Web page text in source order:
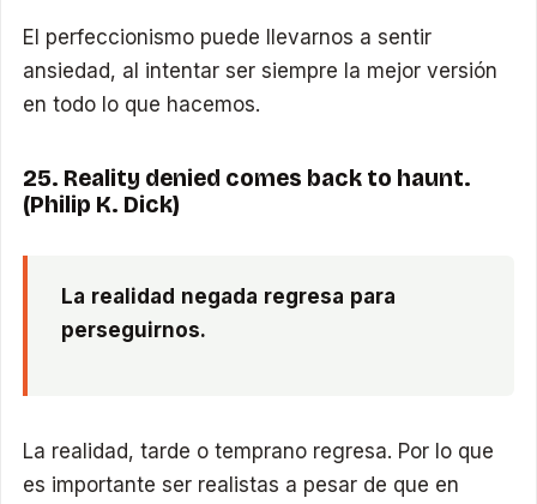
El perfeccionismo puede llevarnos a sentir
ansiedad, al intentar ser siempre la mejor versión
en todo lo que hacemos.
25. Reality denied comes back to haunt.
(Philip K. Dick)
La realidad negada regresa para
perseguirnos.
La realidad, tarde o temprano regresa. Por lo que
es importante ser realistas a pesar de que en